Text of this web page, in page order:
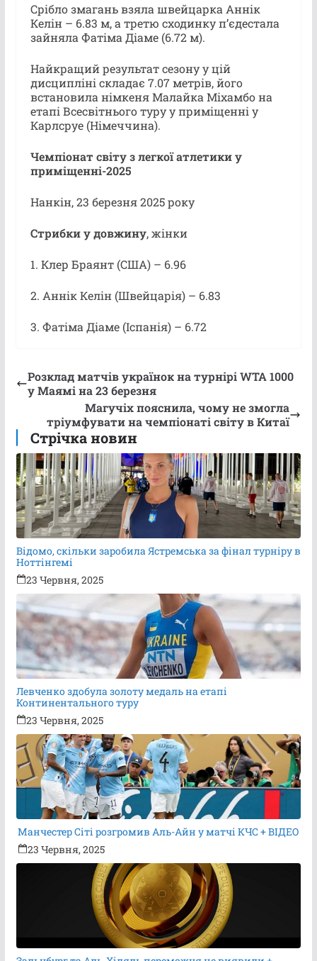
Срібло змагань взяла швейцарка Аннік
Келін – 6.83 м, а третю сходинку п’єдестала
зайняла Фатіма Діаме (6.72 м).
Найкращий результат сезону у цій
дисципліні складає 7.07 метрів, його
встановила німкеня Малайка Міхамбо на
етапі Всесвітнього туру у приміщенні у
Карлсруе (Німеччина).
Чемпіонат світу з легкої атлетики у
приміщенні-2025
Нанкін, 23 березня 2025 року
Стрибки у довжину, жінки
1. Клер Браянт (США) – 6.96
2. Аннік Келін (Швейцарія) – 6.83
3. Фатіма Діаме (Іспанія) – 6.72
Розклад матчів українок на турнірі WTA 1000
у Маямі на 23 березня
Магучіх пояснила, чому не змогла
тріумфувати на чемпіонаті світу в Китаї
Стрічка новин
Відомо, скільки заробила Ястремська за фінал турніру в
Ноттінгемі
23 Червня, 2025
Левченко здобула золоту медаль на етапі
Континентального туру
23 Червня, 2025
Манчестер Сіті розгромив Аль-Айн у матчі КЧС + ВІДЕО
23 Червня, 2025